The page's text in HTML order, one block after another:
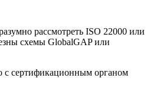
рассмотреть ISO 22000 или
схемы GlobalGAP или
с сертификационным органом